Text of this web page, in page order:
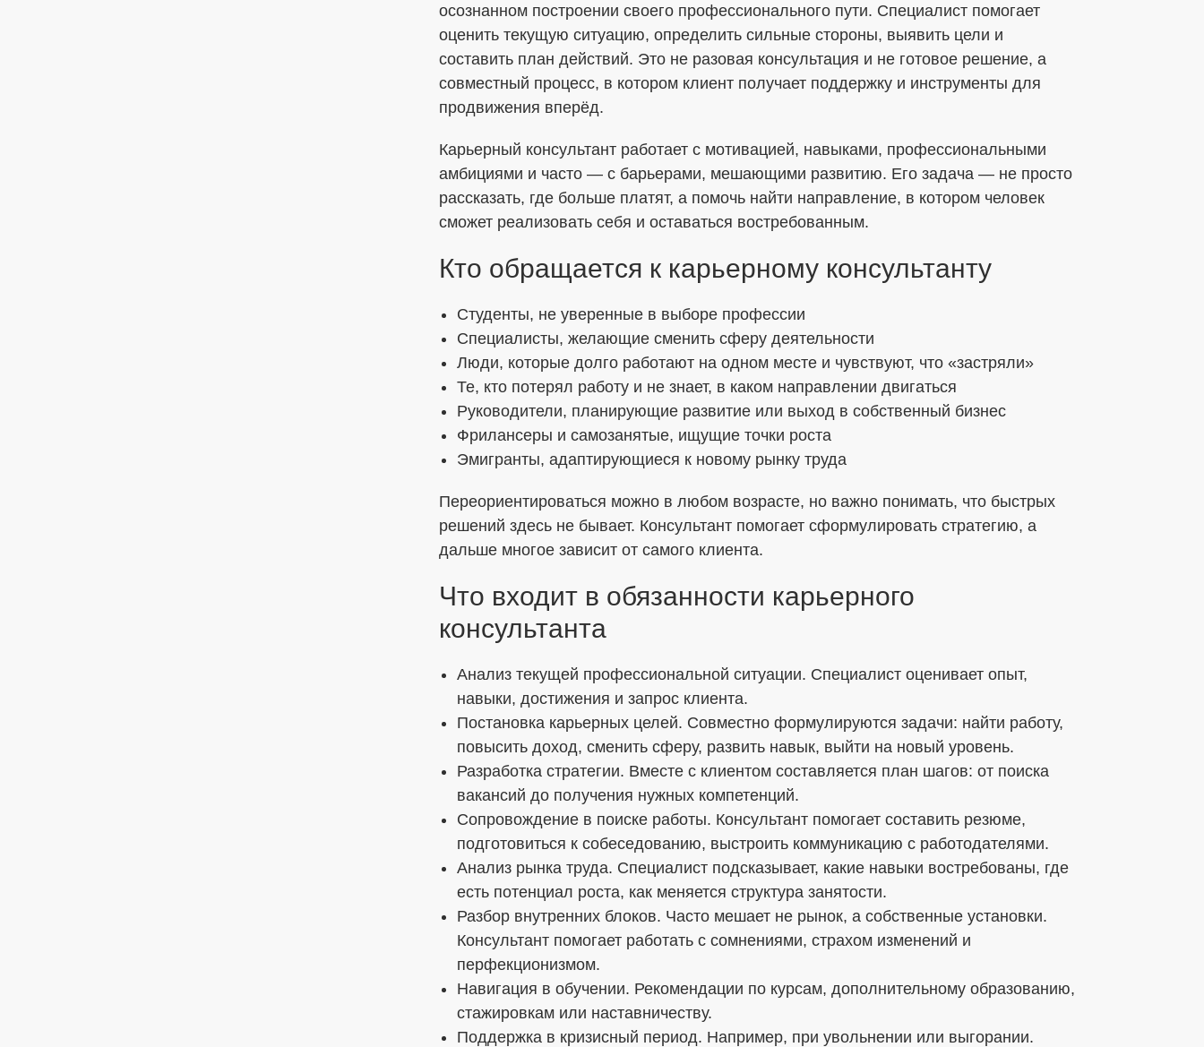
ОТПРАВИТЬ
Я согласен сПолитикой в отношении обработки ПДн
ДаюСогласие на обработку персональных данных в соответствии с установленной
осознанном построении своего профессионального пути. Специалист помогает
оценить текущую ситуацию, определить сильные стороны, выявить цели и
составить план действий. Это не разовая консультация и не готовое решение, а
совместный процесс, в котором клиент получает поддержку и инструменты для
продвижения вперёд.
Карьерный консультант работает с мотивацией, навыками, профессиональными
амбициями и часто — с барьерами, мешающими развитию. Его задача — не просто
рассказать, где больше платят, а помочь найти направление, в котором человек
сможет реализовать себя и оставаться востребованным.
Кто обращается к карьерному консультанту
Студенты, не уверенные в выборе профессии
Специалисты, желающие сменить сферу деятельности
Люди, которые долго работают на одном месте и чувствуют, что «застряли»
Те, кто потерял работу и не знает, в каком направлении двигаться
Руководители, планирующие развитие или выход в собственный бизнес
Фрилансеры и самозанятые, ищущие точки роста
Эмигранты, адаптирующиеся к новому рынку труда
Переориентироваться можно в любом возрасте, но важно понимать, что быстрых
решений здесь не бывает. Консультант помогает сформулировать стратегию, а
дальше многое зависит от самого клиента.
Что входит в обязанности карьерного
консультанта
Анализ текущей профессиональной ситуации. Специалист оценивает опыт,
навыки, достижения и запрос клиента.
Постановка карьерных целей. Совместно формулируются задачи: найти работу,
повысить доход, сменить сферу, развить навык, выйти на новый уровень.
Разработка стратегии. Вместе с клиентом составляется план шагов: от поиска
вакансий до получения нужных компетенций.
Сопровождение в поиске работы. Консультант помогает составить резюме,
подготовиться к собеседованию, выстроить коммуникацию с работодателями.
Анализ рынка труда. Специалист подсказывает, какие навыки востребованы, где
есть потенциал роста, как меняется структура занятости.
Разбор внутренних блоков. Часто мешает не рынок, а собственные установки.
Консультант помогает работать с сомнениями, страхом изменений и
перфекционизмом.
Навигация в обучении. Рекомендации по курсам, дополнительному образованию,
стажировкам или наставничеству.
Поддержка в кризисный период. Например, при увольнении или выгорании.